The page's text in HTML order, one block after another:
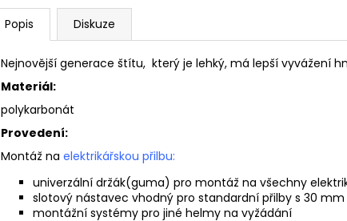
Popis Diskuze
Nejnovější generace štítu, který je lehký, má lepší vyvážení
Materiál:
polykarbonát
Provedení:
Montáž na elektrikářskou přilbu:
univerzální držák(guma) pro montáž na všechny
slotový nástavec vhodný pro standardní přilby s 30
montážní systémy pro jiné helmy na vyžádání